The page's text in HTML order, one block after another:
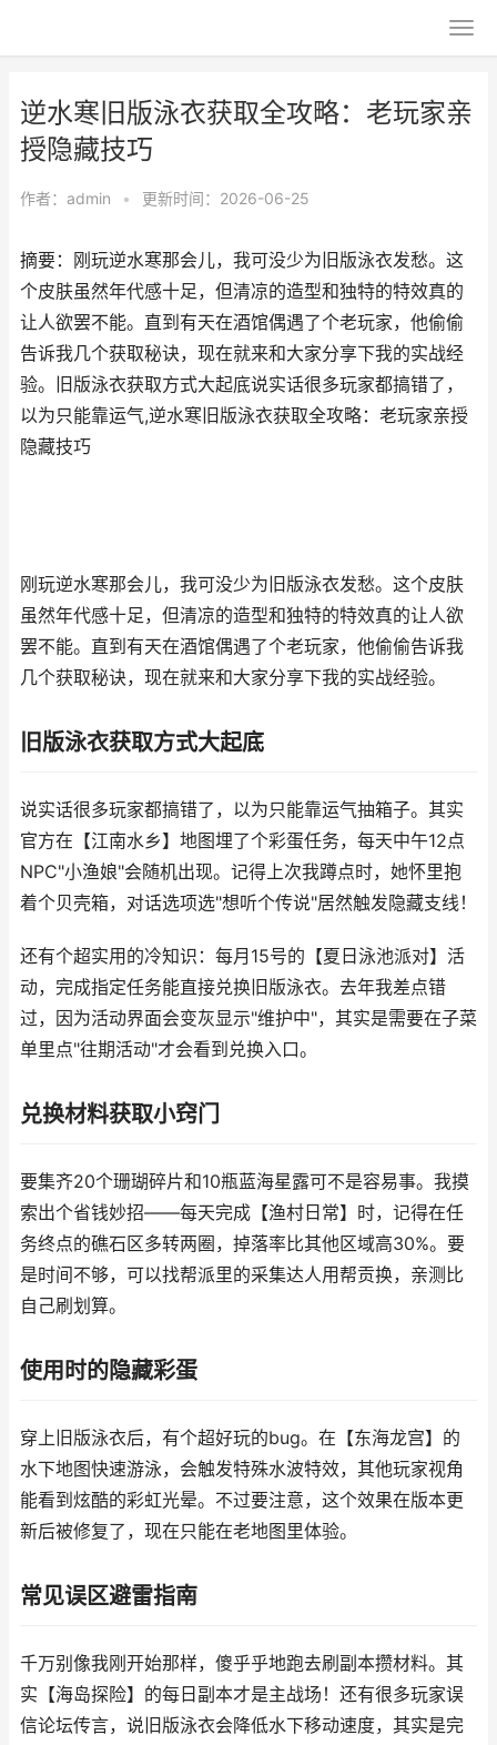
逆水寒旧版泳衣获取全攻略：老玩家亲
授隐藏技巧
作者： admin • 更新时间：2026-06-25
摘要：刚玩逆水寒那会儿，我可没少为旧版泳衣发愁。这
个皮肤虽然年代感十足，但清凉的造型和独特的特效真的
让人欲罢不能。直到有天在酒馆偶遇了个老玩家，他偷偷
告诉我几个获取秘诀，现在就来和大家分享下我的实战经
验。旧版泳衣获取方式大起底说实话很多玩家都搞错了，
以为只能靠运气,逆水寒旧版泳衣获取全攻略：老玩家亲授
隐藏技巧
刚玩逆水寒那会儿，我可没少为旧版泳衣发愁。这个皮肤
虽然年代感十足，但清凉的造型和独特的特效真的让人欲
罢不能。直到有天在酒馆偶遇了个老玩家，他偷偷告诉我
几个获取秘诀，现在就来和大家分享下我的实战经验。
旧版泳衣获取方式大起底
说实话很多玩家都搞错了，以为只能靠运气抽箱子。其实
官方在【江南水乡】地图埋了个彩蛋任务，每天中午12点
NPC"小渔娘"会随机出现。记得上次我蹲点时，她怀里抱
着个贝壳箱，对话选项选"想听个传说"居然触发隐藏支线！
还有个超实用的冷知识：每月15号的【夏日泳池派对】活
动，完成指定任务能直接兑换旧版泳衣。去年我差点错
过，因为活动界面会变灰显示"维护中"，其实是需要在子菜
单里点"往期活动"才会看到兑换入口。
兑换材料获取小窍门
要集齐20个珊瑚碎片和10瓶蓝海星露可不是容易事。我摸
索出个省钱妙招——每天完成【渔村日常】时，记得在任
务终点的礁石区多转两圈，掉落率比其他区域高30%。要
是时间不够，可以找帮派里的采集达人用帮贡换，亲测比
自己刷划算。
使用时的隐藏彩蛋
穿上旧版泳衣后，有个超好玩的bug。在【东海龙宫】的
水下地图快速游泳，会触发特殊水波特效，其他玩家视角
能看到炫酷的彩虹光晕。不过要注意，这个效果在版本更
新后被修复了，现在只能在老地图里体验。
常见误区避雷指南
千万别像我刚开始那样，傻乎乎地跑去刷副本攒材料。其
实【海岛探险】的每日副本才是主战场！还有很多玩家误
信论坛传言，说旧版泳衣会降低水下移动速度，其实是完